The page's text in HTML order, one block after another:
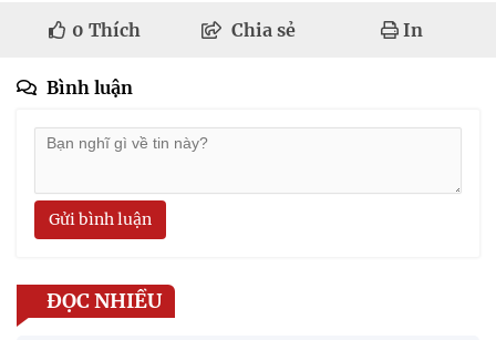
0 Thích Chia sẻ In
Bình luận
Gửi bình luận
ĐỌC NHIỀU